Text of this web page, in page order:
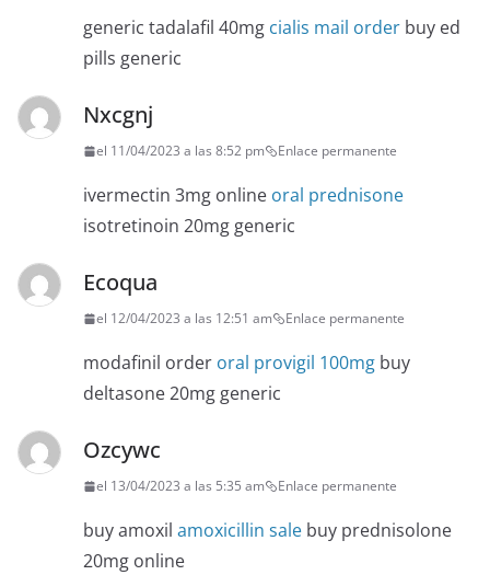
generic tadalafil 40mg cialis mail order buy ed
pills generic
Nxcgnj
el 11/04/2023 a las 8:52 pm Enlace permanente
ivermectin 3mg online oral prednisone
isotretinoin 20mg generic
Ecoqua
el 12/04/2023 a las 12:51 am Enlace permanente
modafinil order oral provigil 100mg buy
deltasone 20mg generic
Ozcywc
el 13/04/2023 a las 5:35 am Enlace permanente
buy amoxil amoxicillin sale buy prednisolone
20mg online